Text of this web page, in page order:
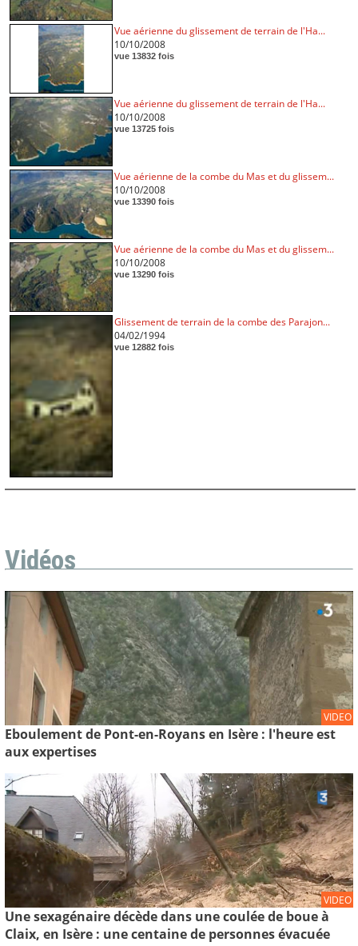
Vue aérienne du glissement de terrain de l'Ha...
10/10/2008
vue 13832 fois
Vue aérienne du glissement de terrain de l'Ha...
10/10/2008
vue 13725 fois
Vue aérienne de la combe du Mas et du glissem...
10/10/2008
vue 13390 fois
Vue aérienne de la combe du Mas et du glissem...
10/10/2008
vue 13290 fois
Glissement de terrain de la combe des Parajon...
04/02/1994
vue 12882 fois
Vidéos
VIDEO
Eboulement de Pont-en-Royans en Isère : l'heure est
aux expertises
VIDEO
Une sexagénaire décède dans une coulée de boue à
Claix, en Isère : une centaine de personnes évacuée